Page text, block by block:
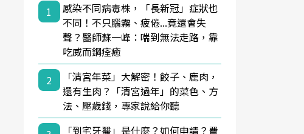
1
感染不同病毒株，「長新冠」症狀也
不同！不只腦霧、疲倦...竟還會失
聲？醫師蘇一峰：喘到無法走路，靠
吃威而鋼痊癒
2
「清宮年菜」大解密！餃子、鹿肉，
還有生肉？「清宮過年」的菜色、方
法、壓歲錢，專家說給你聽
「到宅牙醫」是什麼？如何申請？費